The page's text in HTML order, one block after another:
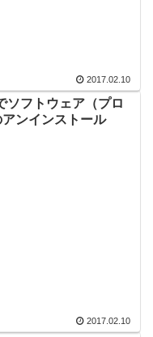
2017.02.10
ソフトウェア（プロ
ンインストール
2017.02.10